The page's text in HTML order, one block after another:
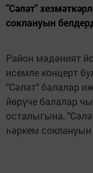
"Сәләт"
соклануын
Район мәдәният
исемле концерт
"Сәләт" балалар
йөрүче балалар
осталыгына,
һәркем соклануын